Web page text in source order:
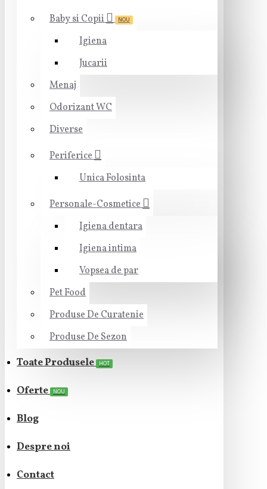
Baby si Copii
NOU
Igiena
Jucarii
Menaj
Odorizant WC
Diverse
Periferice
Unica Folosinta
Personale-Cosmetice
Igiena dentara
Igiena intima
Vopsea de par
Pet Food
Produse De Curatenie
Produse De Sezon
Toate Produsele HOT
Oferte NOU
Blog
Despre noi
Contact